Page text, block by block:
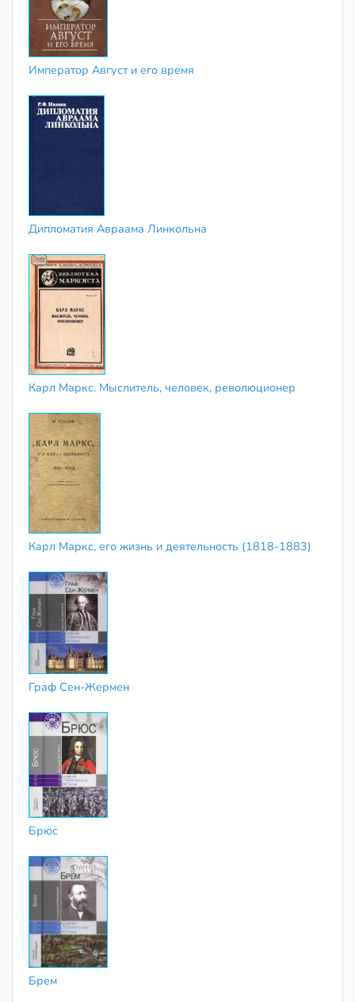
Император Август и его время
Дипломатия Авраама Линкольна
Карл Маркс. Мыслитель, человек, революционер
Карл Маркс, его жизнь и деятельность (1818-1883)
Граф Сен-Жермен
Брюс
Брем